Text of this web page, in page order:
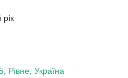
Рівне, Україна